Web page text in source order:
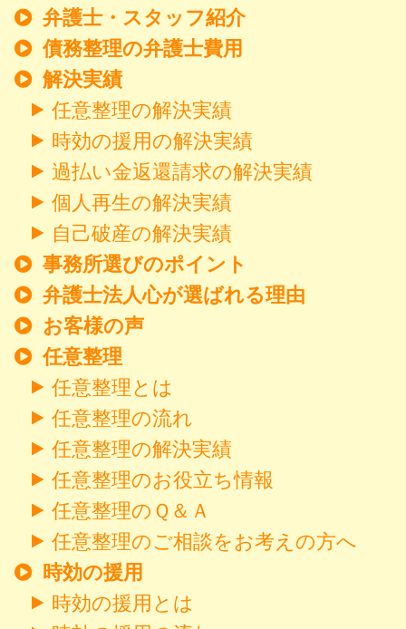
弁護士・スタッフ紹介
債務整理の弁護士費用
解決実績
任意整理の解決実績
時効の援用の解決実績
過払い金返還請求の解決実績
個人再生の解決実績
自己破産の解決実績
事務所選びのポイント
弁護士法人心が選ばれる理由
お客様の声
任意整理
任意整理とは
任意整理の流れ
任意整理の解決実績
任意整理のお役立ち情報
任意整理のＱ＆Ａ
任意整理のご相談をお考えの方へ
時効の援用
時効の援用とは